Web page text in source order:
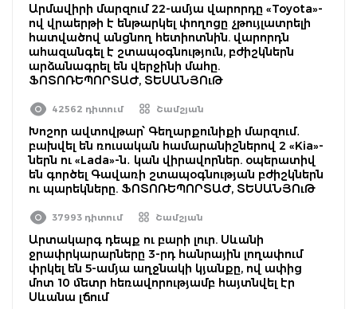
Արմավիրի մարզում 22-ամյա վարորդը «Toyota»-
ով վրաերթի է ենթարկել փողոցը չթույլատրելի
հատվածով անցնող հետիոտնին. վարորդն
ահազանգել է շտապօգնություն, բժիշկներն
արձանագրել են վերջինի մահը.
ՖՈՏՈՌԵՊՈՐՏԱԺ, ՏԵՍԱՆՅՈւԹ
42562 դիտում Շամշյան
Խոշոր ավտովթար՝ Գեղարքունիքի մարզում․
բախվել են ռուսական համարանիշներով 2 «Kia»-
ներն ու «Lada»-ն․ կան վիրավորներ. օպերատիվ
են գործել Գավառի շտապօգնության բժիշկներն
ու պարեկները. ՖՈՏՈՌԵՊՈՐՏԱԺ, ՏԵՍԱՆՅՈւԹ
37993 դիտում Շամշյան
Արտակարգ դեպք ու բարի լուր. Սևանի
ջրափրկարարները 3-րդ հանրային լողափում
փրկել են 5-ամյա աղջնակի կյանքը, ով ափից
մոտ 10 մետր հեռավորությամբ հայտնվել էր
Սևանա լճում